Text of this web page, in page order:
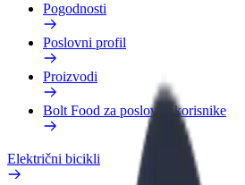
Pogodnosti
Poslovni profil
Proizvodi
Bolt Food za poslovne korisnike
Električni bicikli